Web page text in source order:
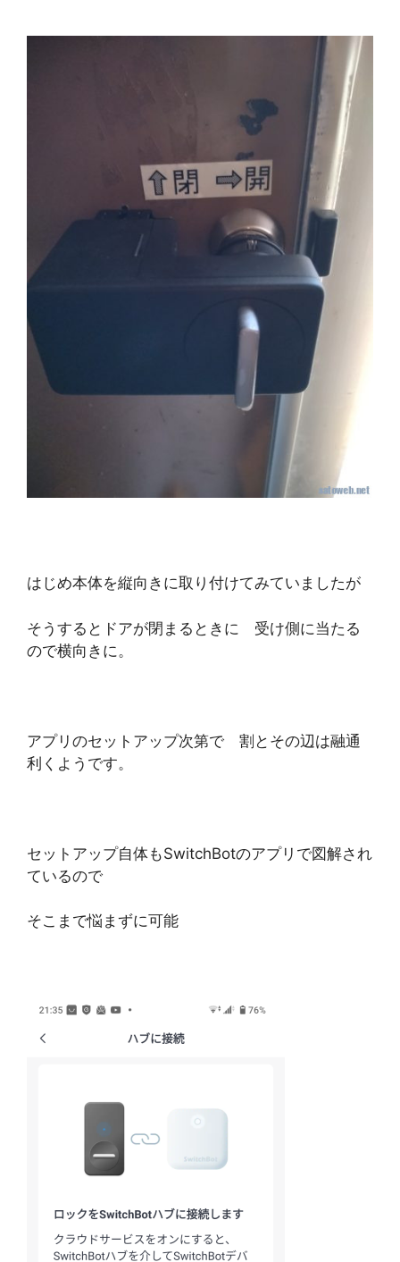
はじめ本体を縦向きに取り付けてみていましたが
そうするとドアが閉まるときに 受け側に当たる
ので横向きに。
アプリのセットアップ次第で 割とその辺は融通
利くようです。
セットアップ自体もSwitchBotのアプリで図解され
ているので
そこまで悩まずに可能